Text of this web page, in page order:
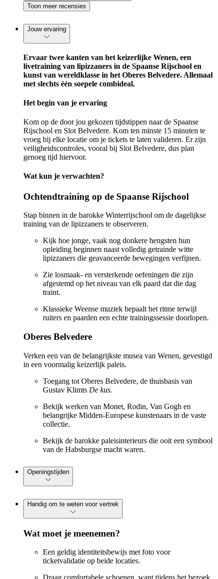
Toon meer recensies
Jouw ervaring
Ervaar twee kanten van het keizerlijke Wenen, een
livetraining van lipizzaners in de Spaanse Rijschool en
kunst van wereldklasse in het Oberes Belvedere. Allemaal
met slechts één soepele combideal.
Het begin van je ervaring
Kom op de door jou gekozen tijdstippen naar de Spaanse
Rijschool en Slot Belvedere. Kom ten minste 15 minuten te
vroeg bij elke locatie om je tickets te laten valideren. Er zijn
veiligheidscontroles, vooral bij Slot Belvedere, dus plan
genoeg tijd hiervoor.
Wat kun je verwachten?
Ochtendtraining op de Spaanse Rijschool
Stap binnen in de barokke Winterrijschool om de dagelijkse
training van de lipizzaners te observeren.
Kijk hoe jonge, vaak nog donkere hengsten hun
opleiding beginnen naast volledig getrainde witte
lipizzaners die geavanceerde bewegingen verfijnen.
Zie losmaak- en versterkende oefeningen die zijn
afgestemd op het niveau van elk paard dat die dag
traint.
Klassieke Weense muziek bepaalt het ritme terwijl
ruiters en paarden een echte trainingssessie doorlopen.
Oberes Belvedere
Verken een van de belangrijkste musea van Wenen, gevestigd
in een voormalig keizerlijk paleis.
Toegang tot Oberes Belvedere, de thuisbasis van
Gustav Klimts De kus.
Bekijk werken van Monet, Rodin, Van Gogh en
belangrijke Midden-Europese kunstenaars in de vaste
collectie.
Bekijk de barokke paleisinterieurs die ooit een symbool
van de Habsburgse macht waren.
Openingstijden
Handig om te weten voor vertrek
Wat moet je meenemen?
Een geldig identiteitsbewijs met foto voor
ticketvalidatie op beide locaties.